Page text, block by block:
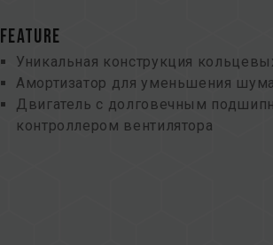
FEATURE
Уникальная конструкция
Амортизатор для уменьшения шума
Двигатель с долговечным
контроллером вентилятора